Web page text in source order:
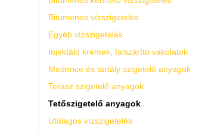
Bitumenes vízszigetelés
Egyéb vízszigetelés
Injektáló krémek, falszárító vakolatok
Medence és tartály szigetelő anyagok
Terasz szigetelő anyagok
Tetőszigetelő anyagok
Utólagos vízszigetelés